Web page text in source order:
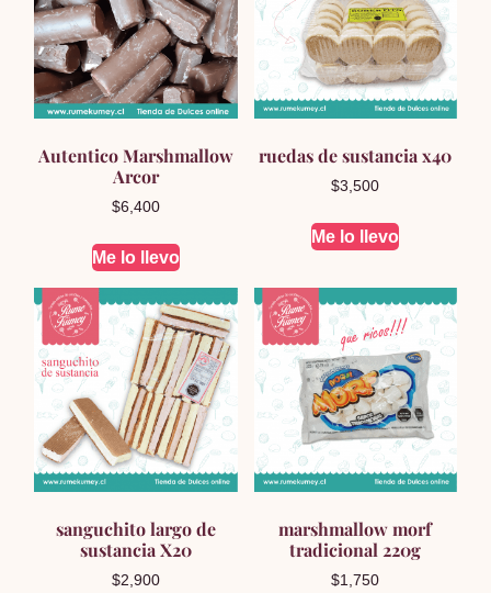
Autentico Marshmallow
Arcor
$6,400
Me lo llevo
ruedas de sustancia x40
$3,500
Me lo llevo
sanguchito largo de
sustancia X20
$2,900
marshmallow morf
tradicional 220g
$1,750